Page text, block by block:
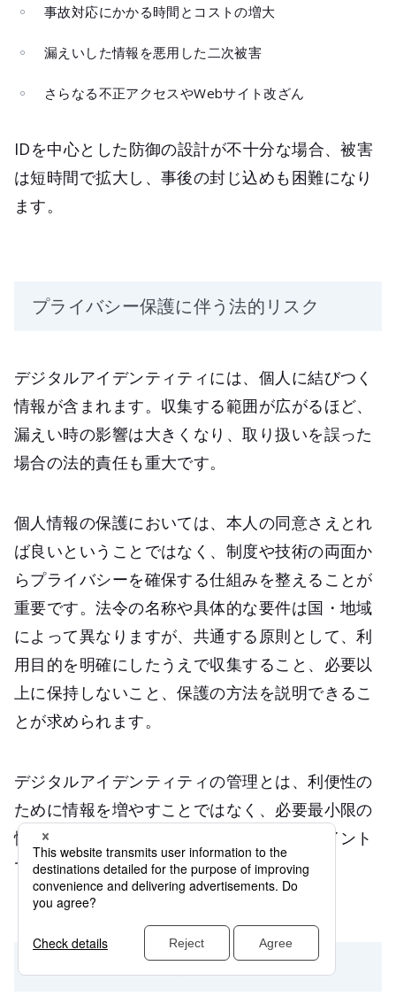
事故対応にかかる時間とコストの増大
漏えいした情報を悪用した二次被害
さらなる不正アクセスやWebサイト改ざん
IDを中心とした防御の設計が不十分な場合、被害
は短時間で拡大し、事後の封じ込めも困難になり
ます。
プライバシー保護に伴う法的リスク
デジタルアイデンティティには、個人に結びつく
情報が含まれます。収集する範囲が広がるほど、
漏えい時の影響は大きくなり、取り扱いを誤った
場合の法的責任も重大です。
個人情報の保護においては、本人の同意さえとれ
ば良いということではなく、制度や技術の両面か
らプライバシーを確保する仕組みを整えることが
重要です。法令の名称や具体的な要件は国・地域
によって異なりますが、共通する原則として、利
用目的を明確にしたうえで収集すること、必要以
上に保持しないこと、保護の方法を説明できるこ
とが求められます。
デジタルアイデンティティの管理とは、利便性の
ために情報を増やすことではなく、必要最小限の
情報を安全に扱う設計を徹底することがポイント
です。
認証基盤の停止による業務停止リスク